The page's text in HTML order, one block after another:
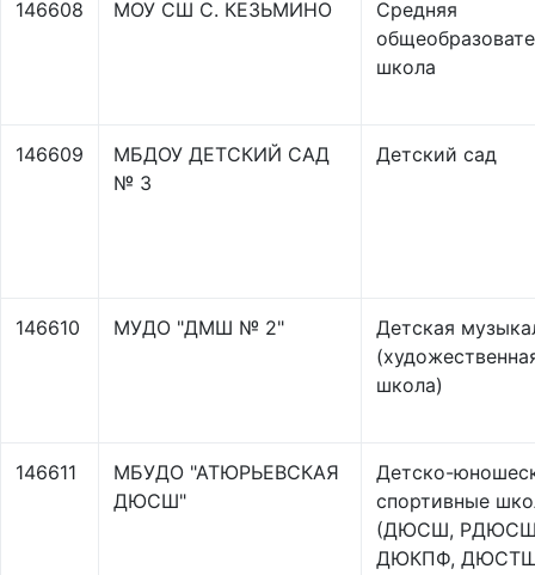
146608 МОУ СШ С. КЕЗЬМИНО
Средняя
школа
146609
МБДОУ ДЕТСКИЙ САД
№ 3
Детский сад
146610 МУДО "ДМШ № 2"
Детская
школа)
146611
МБУДО "АТЮРЬЕВСКАЯ
ДЮСШ"
Детско-
спортивные
(ДЮСШ,
ДЮКПФ,